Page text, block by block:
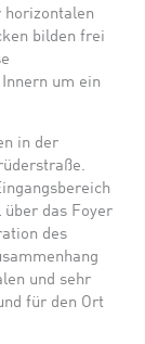
horizontalen
bilden frei
um ein
in der
das Foyer
des
und sehr
für den Ort